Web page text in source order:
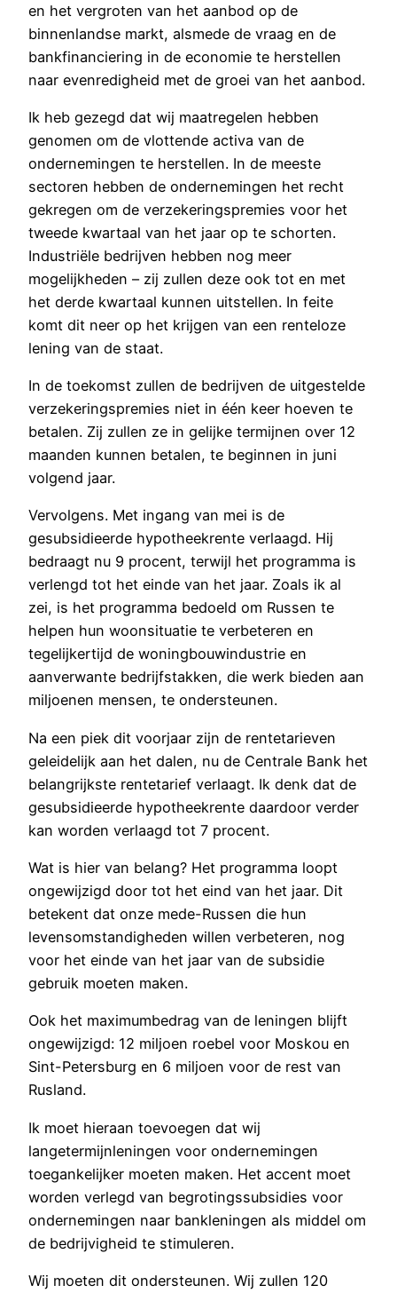
en het vergroten van het aanbod op de
binnenlandse markt, alsmede de vraag en de
bankfinanciering in de economie te herstellen
naar evenredigheid met de groei van het aanbod.
Ik heb gezegd dat wij maatregelen hebben
genomen om de vlottende activa van de
ondernemingen te herstellen. In de meeste
sectoren hebben de ondernemingen het recht
gekregen om de verzekeringspremies voor het
tweede kwartaal van het jaar op te schorten.
Industriële bedrijven hebben nog meer
mogelijkheden – zij zullen deze ook tot en met
het derde kwartaal kunnen uitstellen. In feite
komt dit neer op het krijgen van een renteloze
lening van de staat.
In de toekomst zullen de bedrijven de uitgestelde
verzekeringspremies niet in één keer hoeven te
betalen. Zij zullen ze in gelijke termijnen over 12
maanden kunnen betalen, te beginnen in juni
volgend jaar.
Vervolgens. Met ingang van mei is de
gesubsidieerde hypotheekrente verlaagd. Hij
bedraagt nu 9 procent, terwijl het programma is
verlengd tot het einde van het jaar. Zoals ik al
zei, is het programma bedoeld om Russen te
helpen hun woonsituatie te verbeteren en
tegelijkertijd de woningbouwindustrie en
aanverwante bedrijfstakken, die werk bieden aan
miljoenen mensen, te ondersteunen.
Na een piek dit voorjaar zijn de rentetarieven
geleidelijk aan het dalen, nu de Centrale Bank het
belangrijkste rentetarief verlaagt. Ik denk dat de
gesubsidieerde hypotheekrente daardoor verder
kan worden verlaagd tot 7 procent.
Wat is hier van belang? Het programma loopt
ongewijzigd door tot het eind van het jaar. Dit
betekent dat onze mede-Russen die hun
levensomstandigheden willen verbeteren, nog
voor het einde van het jaar van de subsidie
gebruik moeten maken.
Ook het maximumbedrag van de leningen blijft
ongewijzigd: 12 miljoen roebel voor Moskou en
Sint-Petersburg en 6 miljoen voor de rest van
Rusland.
Ik moet hieraan toevoegen dat wij
langetermijnleningen voor ondernemingen
toegankelijker moeten maken. Het accent moet
worden verlegd van begrotingssubsidies voor
ondernemingen naar bankleningen als middel om
de bedrijvigheid te stimuleren.
Wij moeten dit ondersteunen. Wij zullen 120